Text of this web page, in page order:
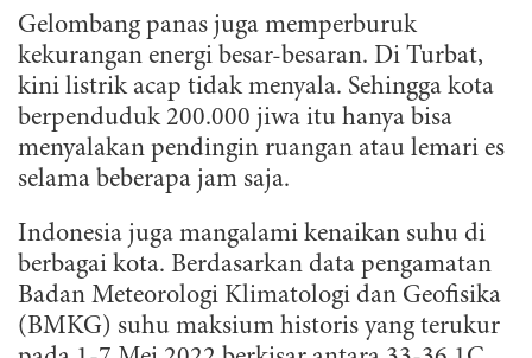
Gelombang panas juga memperburuk
kekurangan energi besar-besaran. Di Turbat,
kini listrik acap tidak menyala. Sehingga kota
berpenduduk 200.000 jiwa itu hanya bisa
menyalakan pendingin ruangan atau lemari es
selama beberapa jam saja.
Indonesia juga mangalami kenaikan suhu di
berbagai kota. Berdasarkan data pengamatan
Badan Meteorologi Klimatologi dan Geofisika
(BMKG) suhu maksium historis yang terukur